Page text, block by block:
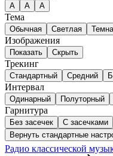
А A A
Тема
Обычная Светлая
Изображения
Показать Скрыть
Трекинг
Стандартный Средний
Интервал
Одинарный Полуторный
Гарнитура
Без засечек
С засечками
Вернуть стандартные
Радио классической